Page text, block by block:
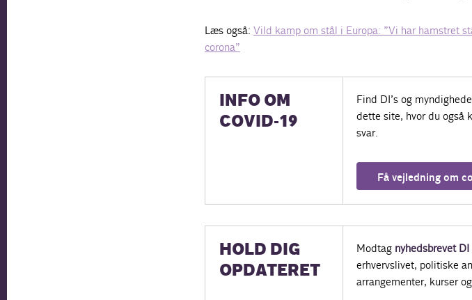
Læs også: Vild kamp om stål i Europa: ”Vi har hamstret
corona”
INFO OM
COVID-19
Find DI’s og
dette site, hvor du også
svar.
Få vejledning om
HOLD DIG
OPDATERET
Modtag nyhedsbrevet
erhvervslivet, politiske
arrangementer, kurser